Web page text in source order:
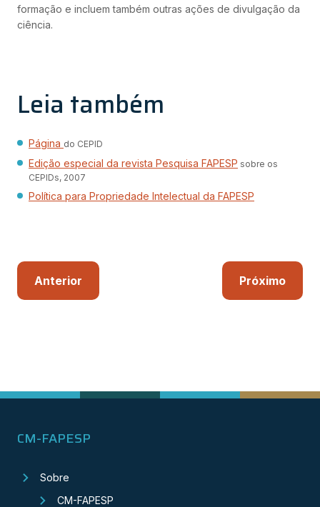
formação e incluem também outras ações de divulgação da
ciência.
Leia também
Página do CEPID
Edição especial da revista Pesquisa FAPESP sobre os
CEPIDs, 2007
Política para Propriedade Intelectual da FAPESP
Anterior Próximo
CM-FAPESP
Sobre
CM-FAPESP